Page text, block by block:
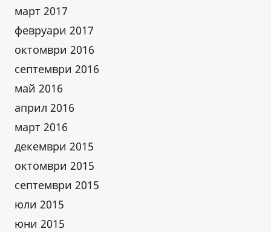
март 2017
февруари 2017
октомври 2016
септември 2016
май 2016
април 2016
март 2016
декември 2015
октомври 2015
септември 2015
юли 2015
юни 2015